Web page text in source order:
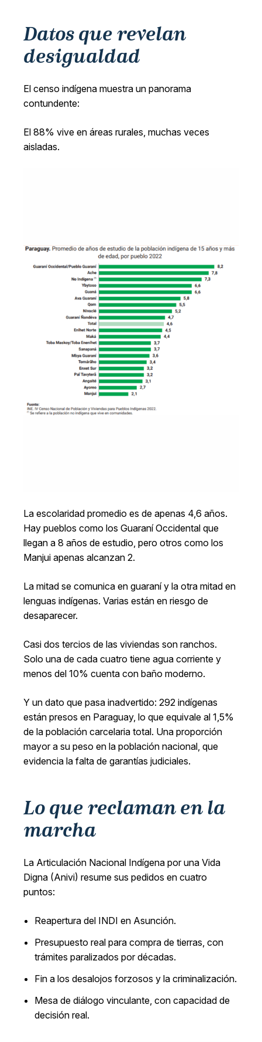
Datos que revelan
desigualdad
El censo indígena muestra un panorama
contundente:
El 88% vive en áreas rurales, muchas veces
aisladas.
La escolaridad promedio es de apenas 4,6 años.
Hay pueblos como los Guaraní Occidental que
llegan a 8 años de estudio, pero otros como los
Manjui apenas alcanzan 2.
La mitad se comunica en guaraní y la otra mitad en
lenguas indígenas. Varias están en riesgo de
desaparecer.
Casi dos tercios de las viviendas son ranchos.
Solo una de cada cuatro tiene agua corriente y
menos del 10% cuenta con baño moderno.
Y un dato que pasa inadvertido: 292 indígenas
están presos en Paraguay, lo que equivale al 1,5%
de la población carcelaria total. Una proporción
mayor a su peso en la población nacional, que
evidencia la falta de garantías judiciales.
Lo que reclaman en la
marcha
La Articulación Nacional Indígena por una Vida
Digna (Anivi) resume sus pedidos en cuatro
puntos:
Reapertura del INDI en Asunción.
Presupuesto real para compra de tierras, con
trámites paralizados por décadas.
Fin a los desalojos forzosos y la criminalización.
Mesa de diálogo vinculante, con capacidad de
decisión real.